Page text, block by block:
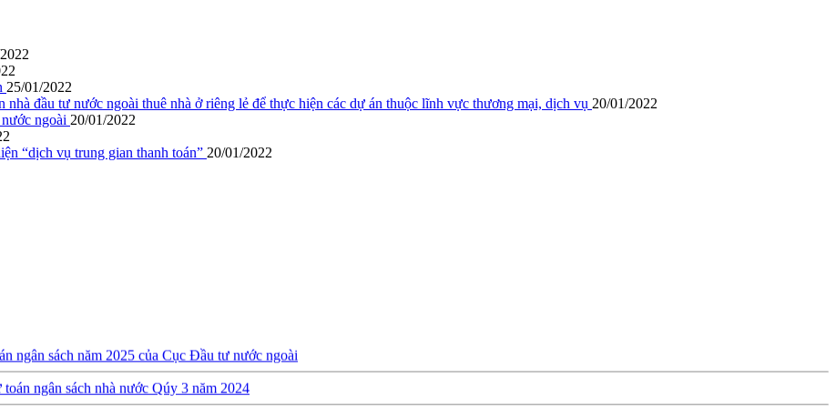
25/01/2022
đầu tư nước ngoài thuê nhà ở riêng lẻ để thực hiện các dự án thuộc lĩnh vực thương mại, dịch vụ 20/01/2022
ngoài 20/01/2022
“dịch vụ trung gian thanh toán” 20/01/2022
ngân sách nhà nước Qúy 3 năm 2024
của Cục Đầu tư nước ngoài